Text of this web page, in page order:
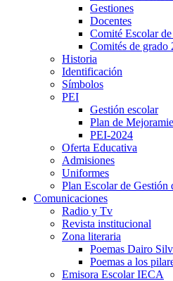
Gestiones
Docentes
Comité Escolar
Comités de grado
Historia
Identificación
Símbolos
PEI
Gestión escolar
Plan de
PEI-2024
Oferta Educativa
Admisiones
Uniformes
Plan Escolar de Gestión
Comunicaciones
Radio y Tv
Revista institucional
Zona literaria
Poemas Dairo
Poemas a los
Emisora Escolar IECA